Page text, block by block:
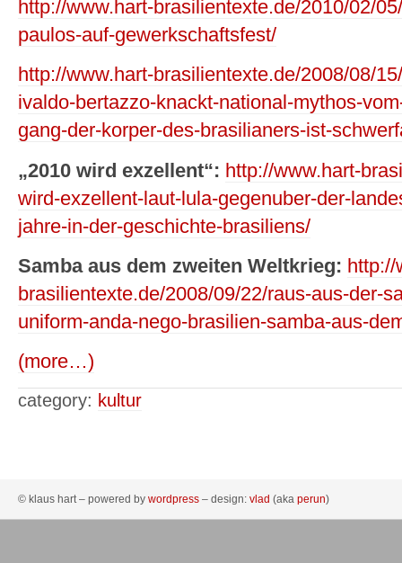
http://www.hart-brasilientexte.de/2010/02/
paulos-auf-gewerkschaftsfest/
http://www.hart-brasilientexte.de/2008/08/
ivaldo-bertazzo-knackt-national-mythos-
gang-der-korper-des-brasilianers-ist-
„2010 wird exzellent“: http://www.hart-
wird-exzellent-laut-lula-gegenuber-der-
jahre-in-der-geschichte-brasiliens/
Samba aus dem zweiten Weltkrieg:
brasilientexte.de/2008/09/22/raus-aus-der-
uniform-anda-nego-brasilien-samba-aus-
(more…)
category: kultur
© klaus hart – powered by wordpress – design: vlad (aka perun)